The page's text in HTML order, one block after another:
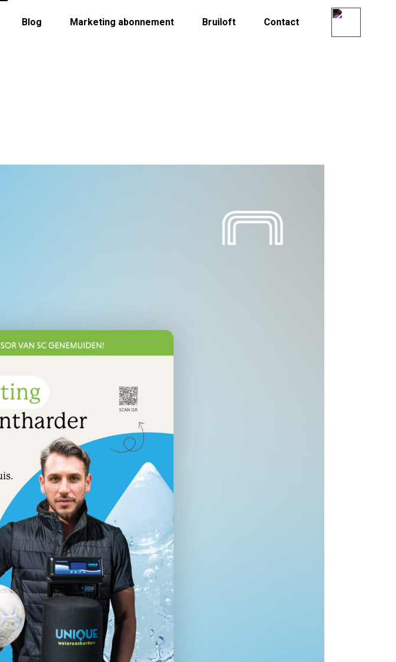
Blog Marketing abonnement Bruiloft Contact